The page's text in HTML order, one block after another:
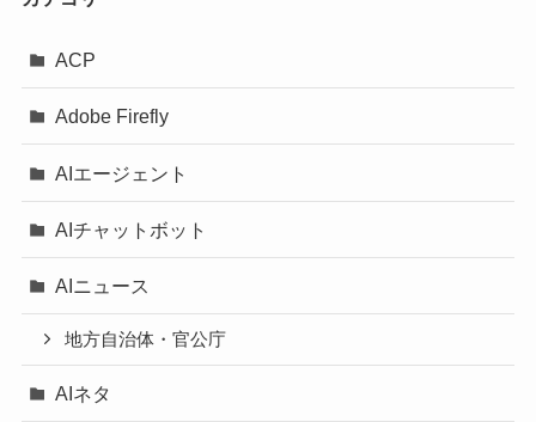
ACP
Adobe Firefly
AIエージェント
AIチャットボット
AIニュース
地方自治体・官公庁
AIネタ